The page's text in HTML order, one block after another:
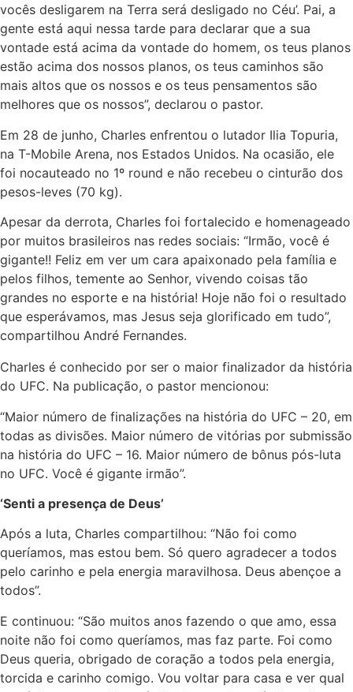
vocês desligarem na Terra será desligado no Céu’. Pai, a
gente está aqui nessa tarde para declarar que a sua
vontade está acima da vontade do homem, os teus planos
estão acima dos nossos planos, os teus caminhos são
mais altos que os nossos e os teus pensamentos são
melhores que os nossos”, declarou o pastor.
Em 28 de junho, Charles enfrentou o lutador Ilia Topuria,
na T-Mobile Arena, nos Estados Unidos. Na ocasião, ele
foi nocauteado no 1º round e não recebeu o cinturão dos
pesos-leves (70 kg).
Apesar da derrota, Charles foi fortalecido e homenageado
por muitos brasileiros nas redes sociais: “Irmão, você é
gigante!! Feliz em ver um cara apaixonado pela família e
pelos filhos, temente ao Senhor, vivendo coisas tão
grandes no esporte e na história! Hoje não foi o resultado
que esperávamos, mas Jesus seja glorificado em tudo”,
compartilhou André Fernandes.
Charles é conhecido por ser o maior finalizador da história
do UFC. Na publicação, o pastor mencionou:
“Maior número de finalizações na história do UFC – 20, em
todas as divisões. Maior número de vitórias por submissão
na história do UFC – 16. Maior número de bônus pós-luta
no UFC. Você é gigante irmão”.
‘Senti a presença de Deus’
Após a luta, Charles compartilhou: “Não foi como
queríamos, mas estou bem. Só quero agradecer a todos
pelo carinho e pela energia maravilhosa. Deus abençoe a
todos”.
E continuou: “São muitos anos fazendo o que amo, essa
noite não foi como queríamos, mas faz parte. Foi como
Deus queria, obrigado de coração a todos pela energia,
torcida e carinho comigo. Vou voltar para casa e ver qual